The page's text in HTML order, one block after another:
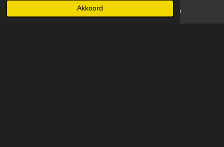
Akkoord WhatsApp